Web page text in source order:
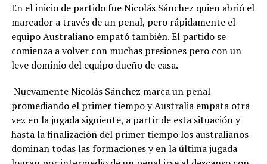
En el inicio de partido fue Nicolás Sánchez quien abrió el
marcador a través de un penal, pero rápidamente el
equipo Australiano empató también. El partido se
comienza a volver con muchas presiones pero con un
leve dominio del equipo dueño de casa.
Nuevamente Nicolás Sánchez marca un penal
promediando el primer tiempo y Australia empata otra
vez en la jugada siguiente, a partir de esta situación y
hasta la finalización del primer tiempo los australianos
dominan todas las formaciones y en la última jugada